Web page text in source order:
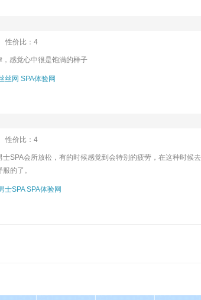
性价比：4
，感觉心中很是饱满的样子
丝网 SPA体验网
性价比：4
士SPA会所放松，有的时候感觉到会特别的疲劳，在这种时候
的了。
士SPA SPA体验网